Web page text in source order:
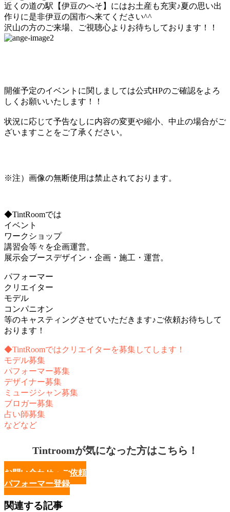
近くの道の駅【伊豆のへそ】にはお土産も充実♪夏の思い出
作りに是非伊豆の国市へ来てください^^
沢山の方のご来場、ご視聴心よりお待ちしております！！
開催予定のイベントに関しましては公式HPのご確認をよろ
しくお願いいたします！！
状況に応じて予告なしに内容の変更や縮小、中止の場合がご
ざいますことをご了承ください。
※注）画像の無断使用は禁止されております。
◆TintRoomでは
イベント
ワークショップ
講習会等々を企画運営。
展示会ブースデザイン・企画・施工・運営。
パフォーマー
クリエイター
モデル
コンパニオン
等のキャスティングさせていただきます♪ご依頼お待ちして
おります！
◆TintRoomではクリエイターを募集してします！
モデル募集
パフォーマー募集
デザイナー募集
ミュージシャン募集
ブロガー募集
占い師募集
などなど
Tintroomが気になった方はこちら！
お問い合わせ・ご依頼
パフォーマー登録
関連する記事